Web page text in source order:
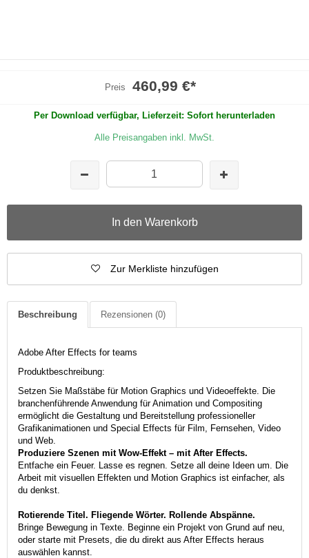
Preis 460,99 €*
Per Download verfügbar, Lieferzeit: Sofort herunterladen
Alle Preisangaben inkl. MwSt.
In den Warenkorb
Zur Merkliste hinzufügen
Beschreibung Rezensionen (0)
Adobe After Effects for teams
Produktbeschreibung:
Setzen Sie Maßstäbe für Motion Graphics und Videoeffekte. Die
branchenführende Anwendung für Animation und Compositing
ermöglicht die Gestaltung und Bereitstellung professioneller
Grafikanimationen und Special Effects für Film, Fernsehen, Video
und Web.
Produziere Szenen mit Wow-Effekt – mit After Effects.
Entfache ein Feuer. Lasse es regnen. Setze all deine Ideen um. Die
Arbeit mit visuellen Effekten und Motion Graphics ist einfacher, als
du denkst.
Rotierende Titel. Fliegende Wörter. Rollende Abspänne.
Bringe Bewegung in Texte. Beginne ein Projekt von Grund auf neu,
oder starte mit Presets, die du direkt aus After Effects heraus
auswählen kannst.